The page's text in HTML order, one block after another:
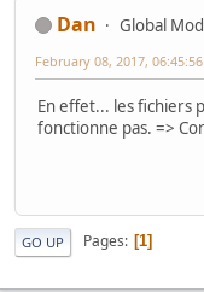
Dan
Global
February 08, 2017,
En effet... les fichiers
fonctionne pas. =>
GO UP Pages 1